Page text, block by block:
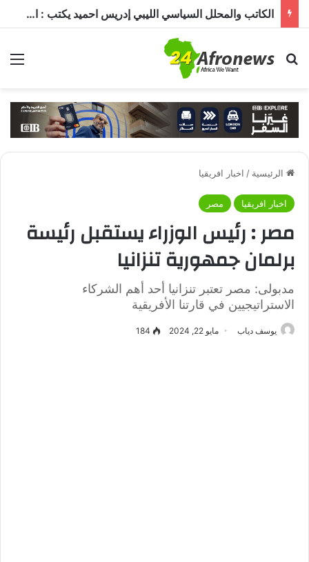
بحث عن
الرئيسية / اخبار افريقيا
اخبار افريقيا مصر
مصر : رئيس الوزراء يستقبل رئيسة
برلمان جمهورية تنزانيا
مدبولى: مصر تعتبر تنزانيا أحد أهم الشركاء
الاستراتيجيين في قارتنا الأفريقية
يوسف دياب مايو 22, 2024 184